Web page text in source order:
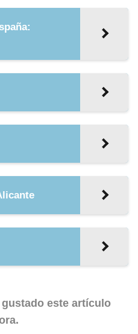
este artículo
.